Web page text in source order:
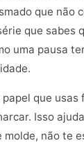
que não
que
uma pausa
que
Isso
não te